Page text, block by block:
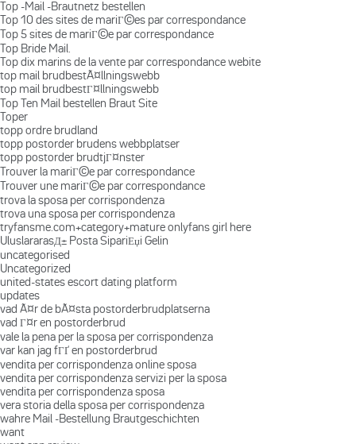
Top -Mail -Brautnetz bestellen
Top 10 des sites de mariГ©es par correspondance
Top 5 sites de mariГ©e par correspondance
Top Bride Mail.
Top dix marins de la vente par correspondance webite
top mail brudbestÃ¤llningswebb
top mail brudbestГ¤llningswebb
Top Ten Mail bestellen Braut Site
Toper
topp ordre brudland
topp postorder brudens webbplatser
topp postorder brudtjГ¤nster
Trouver la mariГ©e par correspondance
Trouver une mariГ©e par correspondance
trova la sposa per corrispondenza
trova una sposa per corrispondenza
tryfansme.com+category+mature onlyfans girl here
UluslararasД± Posta SipariЕџi Gelin
uncategorised
Uncategorized
united-states escort dating platform
updates
vad Ã¤r de bÃ¤sta postorderbrudplatserna
vad Г¤r en postorderbrud
vale la pena per la sposa per corrispondenza
var kan jag fГҐ en postorderbrud
vendita per corrispondenza online sposa
vendita per corrispondenza servizi per la sposa
vendita per corrispondenza sposa
vera storia della sposa per corrispondenza
wahre Mail -Bestellung Brautgeschichten
want